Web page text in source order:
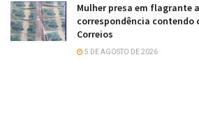
Mulher presa em flagrante
correspondência contendo
Correios
5 DE AGOSTO DE 2026